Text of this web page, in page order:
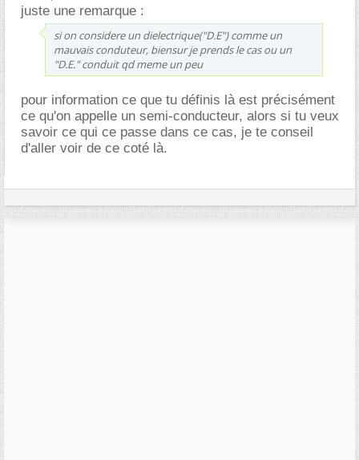
juste une remarque :
si on considere un dielectrique("D.E") comme un
mauvais conduteur, biensur je prends le cas ou un
"D.E." conduit qd meme un peu
pour information ce que tu définis là est précisément
ce qu'on appelle un semi-conducteur, alors si tu veux
savoir ce qui ce passe dans ce cas, je te conseil
d'aller voir de ce coté là.